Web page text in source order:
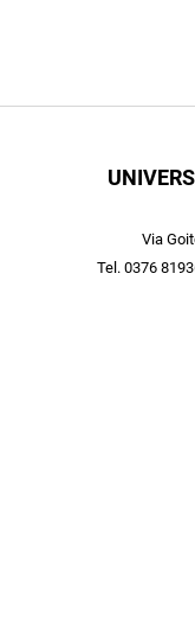
Via
Tel. 0376
nuovi
Crea il tuo stile
scopri in